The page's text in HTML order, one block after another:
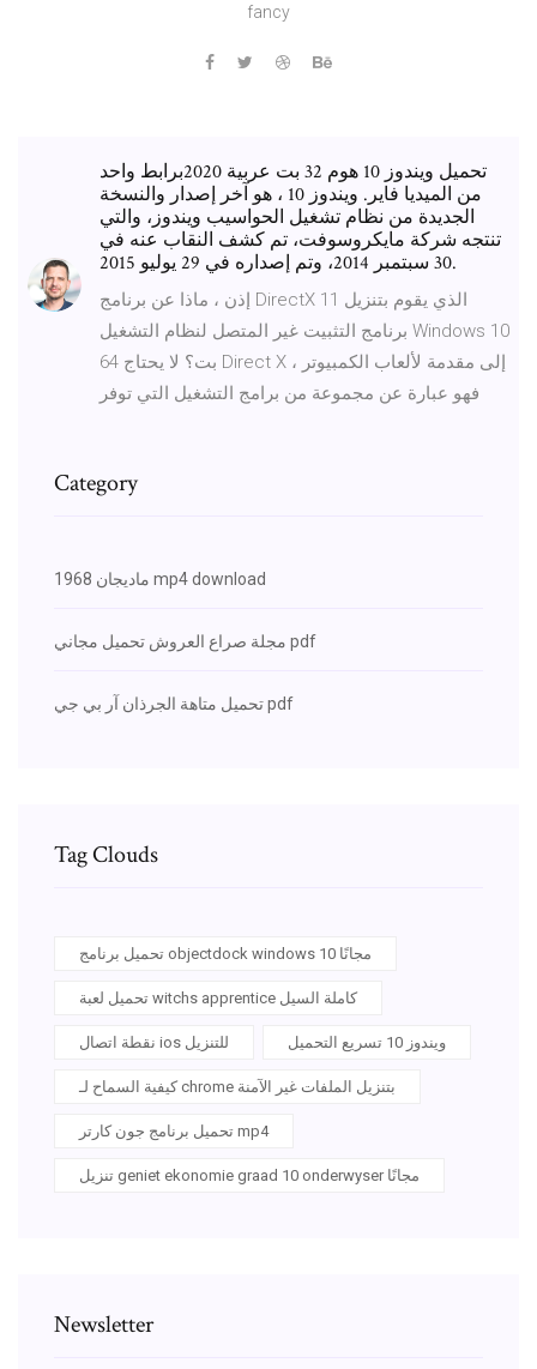
fancy
تحميل ويندوز 10 هوم 32 بت عربية 2020برابط واحد
من الميديا فاير. ويندوز 10 ‏، هو آخر إصدار والنسخة
الجديدة من نظام تشغيل الحواسيب ويندوز، والتي
تنتجه شركة مايكروسوفت، تم كشف النقاب عنه في
30 سبتمبر 2014، وتم إصداره في 29 يوليو 2015.
إذن ، ماذا عن برنامج DirectX 11 الذي يقوم بتنزيل
برنامج التثبيت غير المتصل لنظام التشغيل Windows 10
64 بت؟ لا يحتاج Direct X إلى مقدمة لألعاب الكمبيوتر ،
فهو عبارة عن مجموعة من برامج التشغيل التي توفر
Category
ماديجان 1968 mp4 download
مجلة صراع العروش تحميل مجاني pdf
تحميل متاهة الجرذان آر بي جي pdf
Tag Clouds
تحميل برنامج objectdock windows 10 مجانًا
تحميل لعبة witchs apprentice كاملة السيل
نقطة اتصال ios للتنزيل ويندوز 10 تسريع التحميل
كيفية السماح لـ chrome بتنزيل الملفات غير الآمنة
تحميل برنامج جون كارتر mp4
تنزيل geniet ekonomie graad 10 onderwyser مجانًا
Newsletter